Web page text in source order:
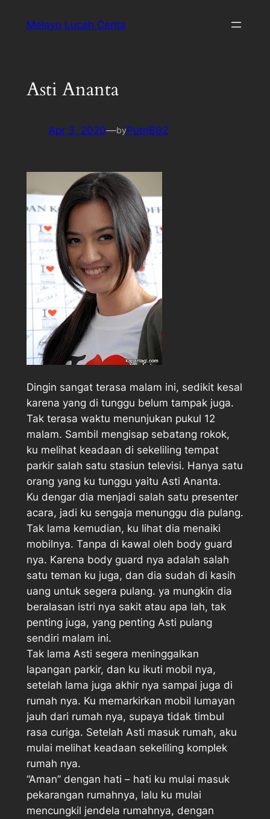
Melayu Lucah Cerita
Asti Ananta
Apr 3, 2020—byPutri692
Dingin sangat terasa malam ini, sedikit kesal
karena yang di tunggu belum tampak juga.
Tak terasa waktu menunjukan pukul 12
malam. Sambil mengisap sebatang rokok,
ku melihat keadaan di sekeliling tempat
parkir salah satu stasiun televisi. Hanya satu
orang yang ku tunggu yaitu Asti Ananta.
Ku dengar dia menjadi salah satu presenter
acara, jadi ku sengaja menunggu dia pulang.
Tak lama kemudian, ku lihat dia menaiki
mobilnya. Tanpa di kawal oleh body guard
nya. Karena body guard nya adalah salah
satu teman ku juga, dan dia sudah di kasih
uang untuk segera pulang. ya mungkin dia
beralasan istri nya sakit atau apa lah, tak
penting juga, yang penting Asti pulang
sendiri malam ini.
Tak lama Asti segera meninggalkan
lapangan parkir, dan ku ikuti mobil nya,
setelah lama juga akhir nya sampai juga di
rumah nya. Ku memarkirkan mobil lumayan
jauh dari rumah nya, supaya tidak timbul
rasa curiga. Setelah Asti masuk rumah, aku
mulai melihat keadaan sekeliling komplek
rumah nya.
“Aman” dengan hati – hati ku mulai masuk
pekarangan rumahnya, lalu ku mulai
mencungkil jendela rumahnya, dengan